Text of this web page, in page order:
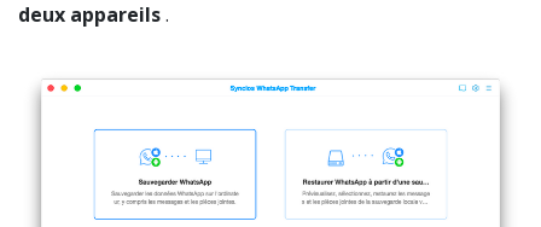
deux appareils.